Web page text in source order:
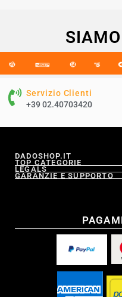
Servizio Clienti
+39 02.40703420
DADOSHOP.IT
TOP CATEGORIE
LEGALS
GARANZIE E SUPPORTO